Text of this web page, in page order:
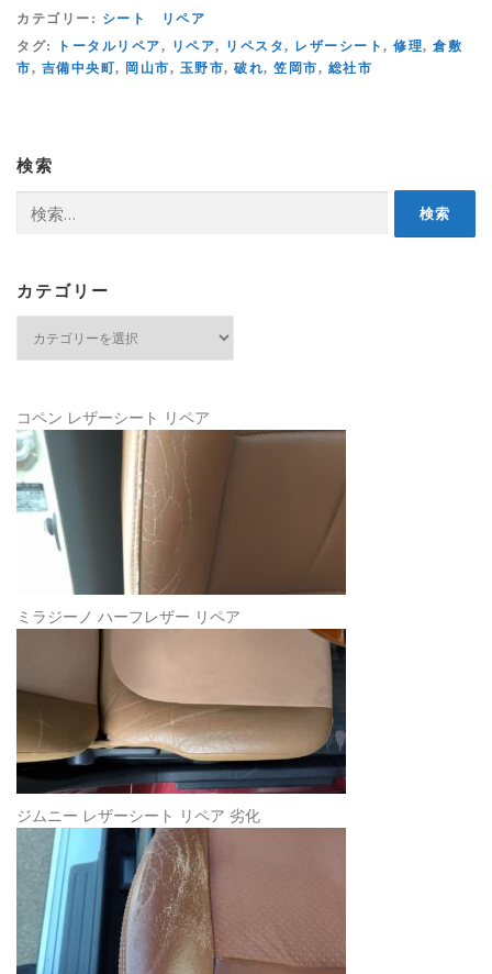
カテゴリー: シート リペア
タグ:
トータルリペア, リペア, リペスタ, レザーシート , 修理, 倉敷
市, 吉備中央町, 岡山市, 玉野市, 破れ, 笠岡市, 総社市
検索
索:
カテゴリー
ー
コペン レザーシート リペア
ミラジーノ ハーフレザー リペア
ジムニー レザーシート リペア 劣化